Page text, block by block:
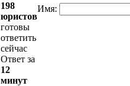
198
юристов
готовы
ответить
сейчас
Ответ за
12
минут
Имя: